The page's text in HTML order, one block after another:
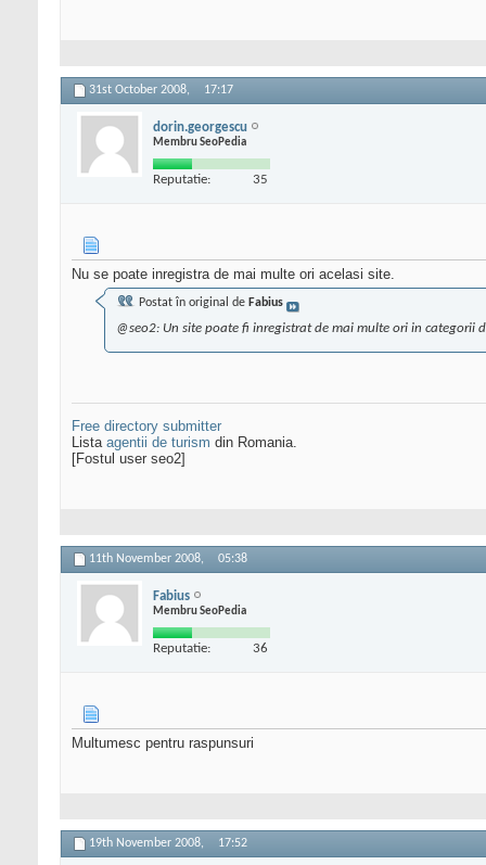
31st October 2008, 17:17
dorin.georgescu
Membru SeoPedia
Reputatie: 35
Nu se poate inregistra de mai multe ori acelasi site.
Postat în original de Fabius
@seo2: Un site poate fi inregistrat de mai multe ori in categorii
Free directory submitter
Lista agentii de turism din Romania.
[Fostul user seo2]
11th November 2008, 05:38
Fabius
Membru SeoPedia
Reputatie: 36
Multumesc pentru raspunsuri
19th November 2008, 17:52